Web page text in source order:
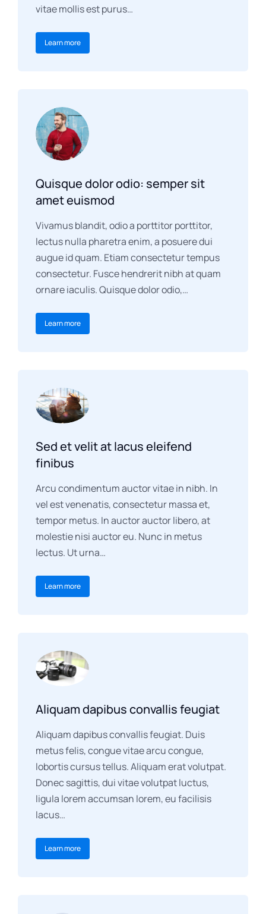
vitae mollis est purus…
Learn more
Quisque dolor odio: semper sit
amet euismod
Vivamus blandit, odio a porttitor porttitor,
lectus nulla pharetra enim, a posuere dui
augue id quam. Etiam consectetur tempus
consectetur. Fusce hendrerit nibh at quam
ornare iaculis. Quisque dolor odio,…
Learn more
Sed et velit at lacus eleifend
finibus
Arcu condimentum auctor vitae in nibh. In
vel est venenatis, consectetur massa et,
tempor metus. In auctor auctor libero, at
molestie nisi auctor eu. Nunc in metus
lectus. Ut urna…
Learn more
Aliquam dapibus convallis feugiat
Aliquam dapibus convallis feugiat. Duis
metus felis, congue vitae arcu congue,
lobortis cursus tellus. Aliquam erat volutpat.
Donec sagittis, dui vitae volutpat luctus,
ligula lorem accumsan lorem, eu facilisis
lacus…
Learn more